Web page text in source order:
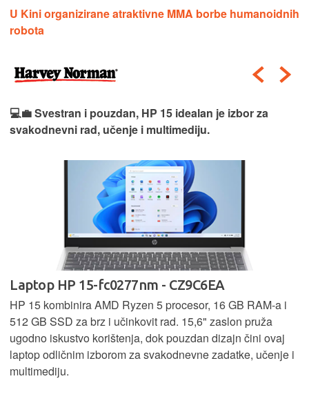
U Kini organizirane atraktivne MMA borbe humanoidnih
robota
💻💼 Svestran i pouzdan, HP 15 idealan je izbor za
svakodnevni rad, učenje i multimediju.
Laptop HP 15-fc0277nm - CZ9C6EA
HP 15 kombinira AMD Ryzen 5 procesor, 16 GB RAM-a i
512 GB SSD za brz i učinkovit rad. 15,6" zaslon pruža
ugodno iskustvo korištenja, dok pouzdan dizajn čini ovaj
laptop odličnim izborom za svakodnevne zadatke, učenje i
multimediju.